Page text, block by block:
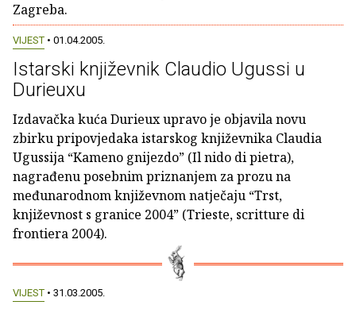
Zagreba.
VIJEST • 01.04.2005.
Istarski književnik Claudio Ugussi u
Durieuxu
Izdavačka kuća Durieux upravo je objavila novu
zbirku pripovjedaka istarskog književnika Claudia
Ugussija “Kameno gnijezdo” (Il nido di pietra),
nagrađenu posebnim priznanjem za prozu na
međunarodnom književnom natječaju “Trst,
književnost s granice 2004” (Trieste, scritture di
frontiera 2004).
VIJEST • 31.03.2005.